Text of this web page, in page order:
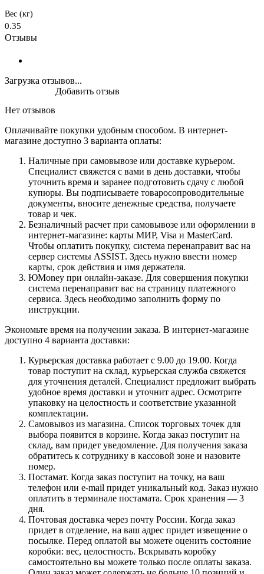
Вес (кг)
0.35
Отзывы
Загрузка отзывов...
Нет отзывов
Добавить отзыв
Оплачивайте покупки удобным способом. В интернет-
магазине доступно 3 варианта оплаты:
Наличные при самовывозе или доставке курьером.
Специалист свяжется с вами в день доставки, чтобы
уточнить время и заранее подготовить сдачу с любой
купюры. Вы подписываете товаросопроводительные
документы, вносите денежные средства, получаете
товар и чек.
Безналичный расчет при самовывозе или оформлении в
интернет-магазине: карты МИР, Visa и MasterCard.
Чтобы оплатить покупку, система перенаправит вас на
сервер системы ASSIST. Здесь нужно ввести номер
карты, срок действия и имя держателя.
ЮMoney при онлайн-заказе. Для совершения покупки
система перенаправит вас на страницу платежного
сервиса. Здесь необходимо заполнить форму по
инструкции.
Экономьте время на получении заказа. В интернет-магазине
доступно 4 варианта доставки:
Курьерская доставка работает с 9.00 до 19.00. Когда
товар поступит на склад, курьерская служба свяжется
для уточнения деталей. Специалист предложит выбрать
удобное время доставки и уточнит адрес. Осмотрите
упаковку на целостность и соответствие указанной
комплектации.
Самовывоз из магазина. Список торговых точек для
выбора появится в корзине. Когда заказ поступит на
склад, вам придет уведомление. Для получения заказа
обратитесь к сотруднику в кассовой зоне и назовите
номер.
Постамат. Когда заказ поступит на точку, на ваш
телефон или e-mail придет уникальный код. Заказ нужно
оплатить в терминале постамата. Срок хранения — 3
дня.
Почтовая доставка через почту России. Когда заказ
придет в отделение, на ваш адрес придет извещение о
посылке. Перед оплатой вы можете оценить состояние
коробки: вес, целостность. Вскрывать коробку
самостоятельно вы можете только после оплаты заказа.